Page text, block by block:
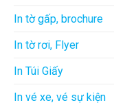
In tờ gấp, brochure
In tờ rơi, Flyer
In Túi Giấy
In vé xe, vé sự kiện